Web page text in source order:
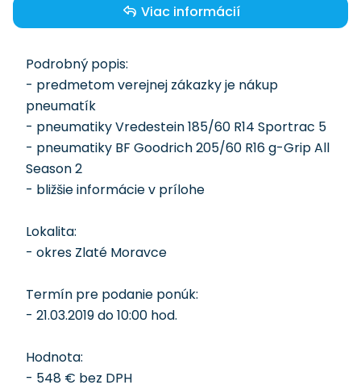
Viac informácií
Podrobný popis:
- predmetom verejnej zákazky je nákup
pneumatík
- pneumatiky Vredestein 185/60 R14 Sportrac 5
- pneumatiky BF Goodrich 205/60 R16 g-Grip All
Season 2
- bližšie informácie v prílohe
Lokalita:
- okres Zlaté Moravce
Termín pre podanie ponúk:
- 21.03.2019 do 10:00 hod.
Hodnota:
- 548 € bez DPH